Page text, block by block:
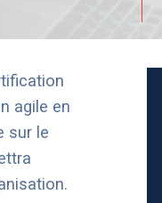
agile en
sur le